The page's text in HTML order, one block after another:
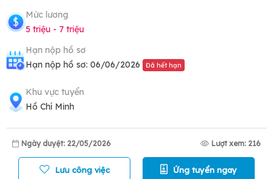
Mức lương
5 triệu - 7 triệu
Hạn nộp hồ sơ
Hạn nộp hồ sơ: 06/06/2026
Đã hết hạn
Khu vực tuyển
Hồ Chí Minh
Ngày duyệt: 22/05/2026 Lượt xem: 216
Lưu công việc Ứng tuyển ngay